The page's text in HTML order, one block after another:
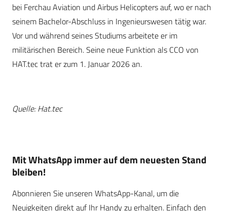
bei Ferchau Aviation und Airbus Helicopters auf, wo er nach
seinem Bachelor-Abschluss in Ingenieurswesen tätig war.
Vor und während seines Studiums arbeitete er im
militärischen Bereich. Seine neue Funktion als CCO von
HAT.tec trat er zum 1. Januar 2026 an.
Quelle: Hat.tec
Mit WhatsApp immer auf dem neuesten Stand
bleiben!
Abonnieren Sie unseren WhatsApp-Kanal, um die
Neuigkeiten direkt auf Ihr Handy zu erhalten. Einfach den